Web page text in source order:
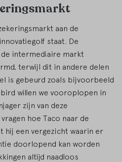
aan de
staat. De
intermediaire markt
terwijl dit in andere delen
is gebeurd zoals bijvoorbeeld
willen we vooroplopen in
zijn van deze
hoe Taco naar de
hij een vergezicht waarin er
doorlopend kan worden
altijd naadloos